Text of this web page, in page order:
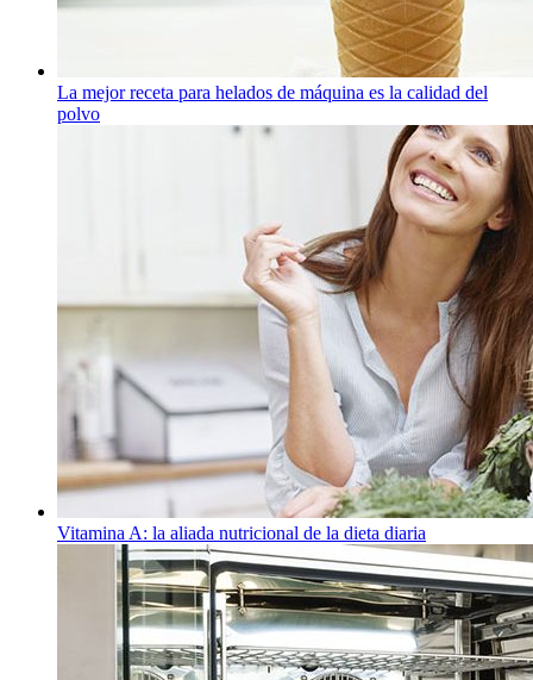
La mejor receta para helados de máquina es la calidad del
polvo
Vitamina A: la aliada nutricional de la dieta diaria